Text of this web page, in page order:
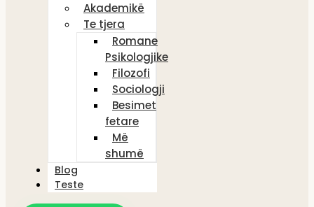
Akademikë
Te tjera
Romane
Psikologjike
Filozofi
Sociologji
Besimet
fetare
Më
shumë
Blog
Teste